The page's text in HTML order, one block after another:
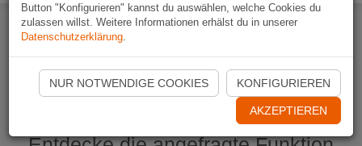
Naviki App jetzt öffnen
Button "Konfigurieren" kannst du auswählen, welche Cookies du
zulassen willst. Weitere Informationen erhälst du in unserer
Datenschutzerklärung.
NUR NOTWENDIGE COOKIES KONFIGURIEREN
AKZEPTIEREN